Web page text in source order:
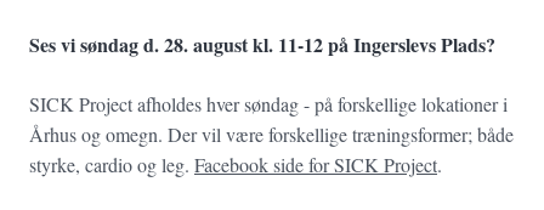
Ses vi søndag d. 28. august kl. 11-12 på Ingerslevs Plads?
SICK Project afholdes hver søndag - på forskellige lokationer i
Århus og omegn. Der vil være forskellige træningsformer; både
styrke, cardio og leg. Facebook side for SICK Project.